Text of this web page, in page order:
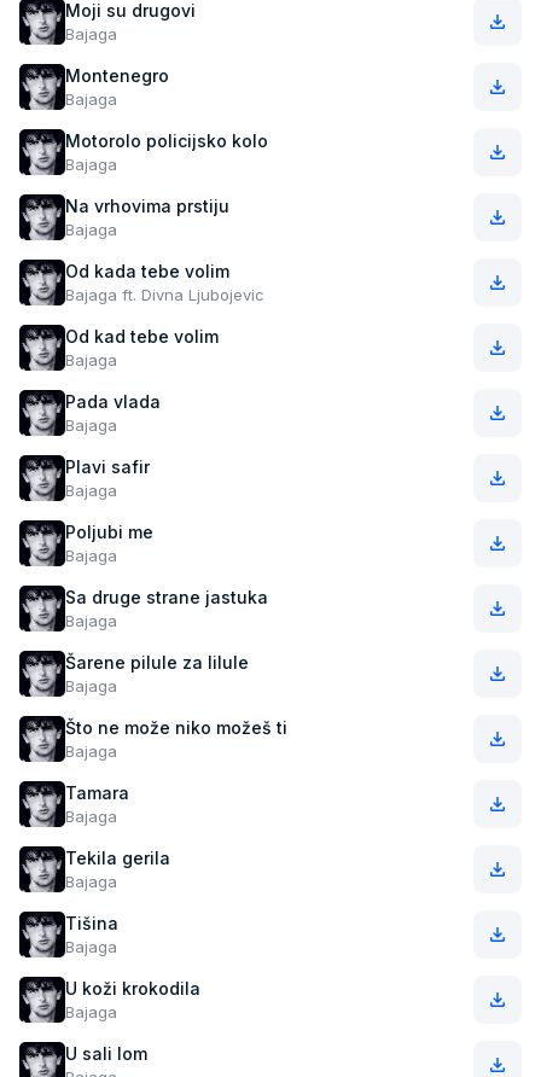
Moji su drugovi
Bajaga
Montenegro
Bajaga
Motorolo policijsko kolo
Bajaga
Na vrhovima prstiju
Bajaga
Od kada tebe volim
Bajaga ft. Divna Ljubojevic
Od kad tebe volim
Bajaga
Pada vlada
Bajaga
Plavi safir
Bajaga
Poljubi me
Bajaga
Sa druge strane jastuka
Bajaga
Šarene pilule za lilule
Bajaga
Što ne može niko možeš ti
Bajaga
Tamara
Bajaga
Tekila gerila
Bajaga
Tišina
Bajaga
U koži krokodila
Bajaga
U sali lom